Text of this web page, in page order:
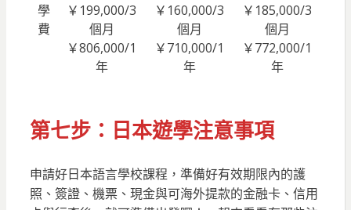
學
費
￥199,000/3
個月
￥806,000/1
年
￥160,000/3
個月
￥710,000/1
年
￥185,000/3
個月
￥772,000/1
年
第七步：日本遊學注意事項
申請好日本語言學校課程，準備好有效期限內的護
照、簽證、機票、現金與可海外提款的金融卡、信用